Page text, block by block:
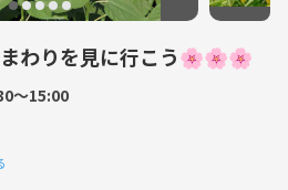
まわりを見に行こう🌸🌸🌸
〜15:00